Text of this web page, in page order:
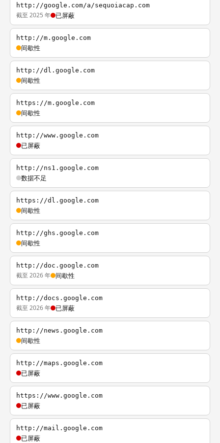
http://google.com/a/sequoiacap.com
截至 2025 年 已屏蔽
http://m.google.com
间歇性
http://dl.google.com
间歇性
https://m.google.com
间歇性
http://www.google.com
已屏蔽
http://ns1.google.com
数据不足
https://dl.google.com
间歇性
http://ghs.google.com
间歇性
http://doc.google.com
截至 2026 年 间歇性
http://docs.google.com
截至 2026 年 已屏蔽
http://news.google.com
间歇性
http://maps.google.com
已屏蔽
https://www.google.com
已屏蔽
http://mail.google.com
已屏蔽